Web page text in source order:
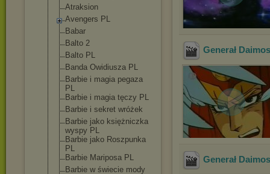
Atraksion
Avengers PL
Babar
Balto 2
Balto PL
Banda Owidiusza PL
Barbie i magia pegaza
PL
Barbie i magia tęczy PL
Barbie i sekret wróżek
Barbie jako księżniczka
wyspy PL
Barbie jako Roszpunka
PL
Barbie Mariposa PL
Barbie w świecie mody
Generał
Generał